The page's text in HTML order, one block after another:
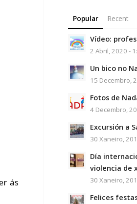
ás
Popular Recent
Vídeo:
2 Abril, 2020 -
Un bico no
15 Decembro,
Fotos de
4 Decembro,
Excursión a
30 Xaneiro,
Día
violencia de
30 Xaneiro,
Felices